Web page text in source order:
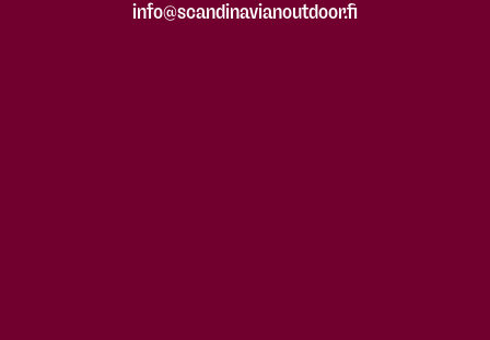
info@scandinavianoutdoor.fi